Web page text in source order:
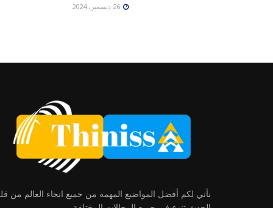
نأتي لكم أفضل المواضيع المهمه من جميع انحاء العالم من